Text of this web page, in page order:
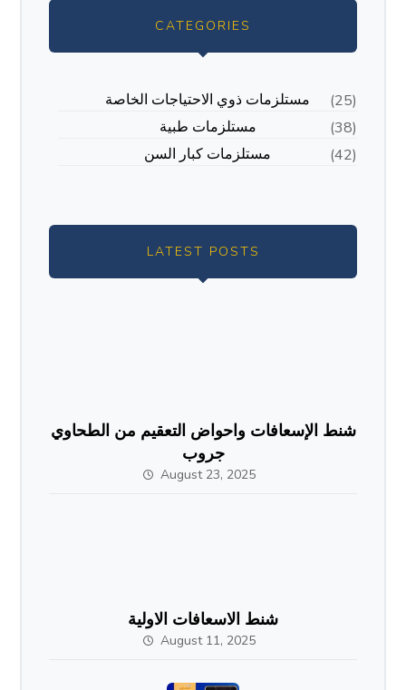
CATEGORIES
مستلزمات ذوي الاحتياجات الخاصة
(25)
مستلزمات طبية
(38)
مستلزمات كبار السن
(42)
LATEST POSTS
شنط الإسعافات واحواض التعقيم من الطحاوي
جروب
August 23, 2025
شنط الاسعافات الاولية
August 11, 2025